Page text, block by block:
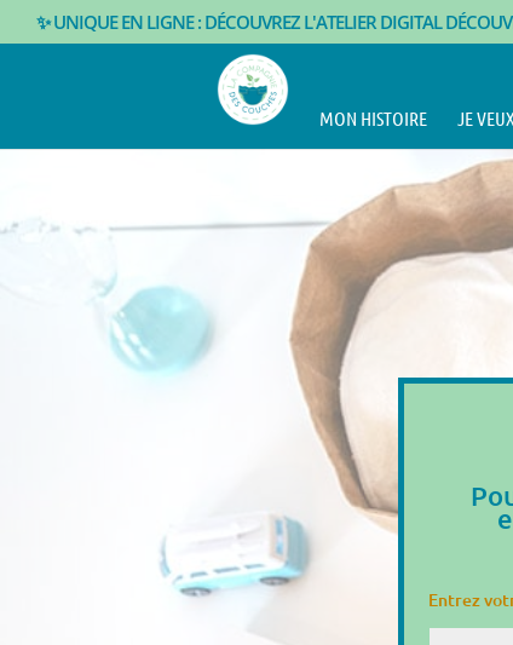
✨ UNIQUE EN LIGNE : DÉCOUVREZ L'ATELIER DIGITAL
MON HISTOIRE JE
Entrez